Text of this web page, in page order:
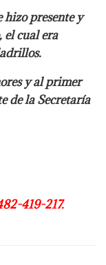
hizo presente y
el cual era
y al primer
de la Secretaría
419-217.